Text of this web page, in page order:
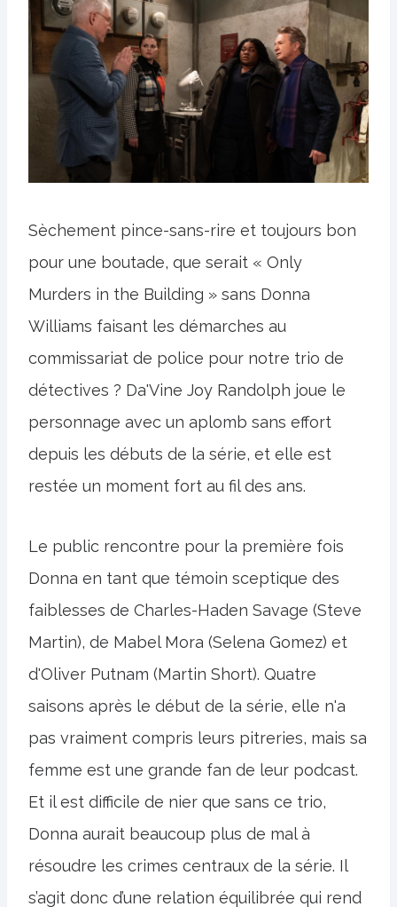
Sèchement pince-sans-rire et toujours bon
pour une boutade, que serait « Only
Murders in the Building » sans Donna
Williams faisant les démarches au
commissariat de police pour notre trio de
détectives ? Da'Vine Joy Randolph joue le
personnage avec un aplomb sans effort
depuis les débuts de la série, et elle est
restée un moment fort au fil des ans.
Le public rencontre pour la première fois
Donna en tant que témoin sceptique des
faiblesses de Charles-Haden Savage (Steve
Martin), de Mabel Mora (Selena Gomez) et
d'Oliver Putnam (Martin Short). Quatre
saisons après le début de la série, elle n'a
pas vraiment compris leurs pitreries, mais sa
femme est une grande fan de leur podcast.
Et il est difficile de nier que sans ce trio,
Donna aurait beaucoup plus de mal à
résoudre les crimes centraux de la série. Il
s’agit donc d’une relation équilibrée qui rend